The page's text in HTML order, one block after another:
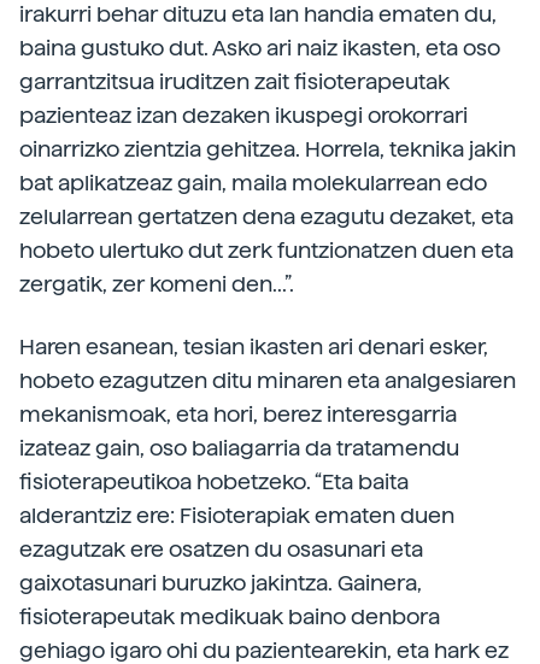
irakurri behar dituzu eta lan handia ematen du,
baina gustuko dut. Asko ari naiz ikasten, eta oso
garrantzitsua iruditzen zait fisioterapeutak
pazienteaz izan dezaken ikuspegi orokorrari
oinarrizko zientzia gehitzea. Horrela, teknika jakin
bat aplikatzeaz gain, maila molekularrean edo
zelularrean gertatzen dena ezagutu dezaket, eta
hobeto ulertuko dut zerk funtzionatzen duen eta
zergatik, zer komeni den...”.
Haren esanean, tesian ikasten ari denari esker,
hobeto ezagutzen ditu minaren eta analgesiaren
mekanismoak, eta hori, berez interesgarria
izateaz gain, oso baliagarria da tratamendu
fisioterapeutikoa hobetzeko. “Eta baita
alderantziz ere: Fisioterapiak ematen duen
ezagutzak ere osatzen du osasunari eta
gaixotasunari buruzko jakintza. Gainera,
fisioterapeutak medikuak baino denbora
gehiago igaro ohi du pazientearekin, eta hark ez